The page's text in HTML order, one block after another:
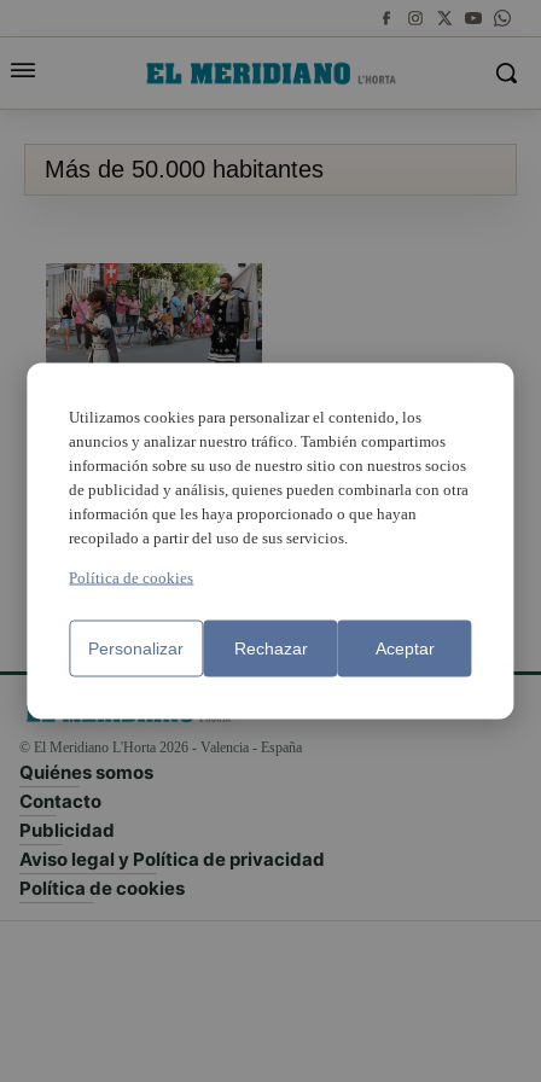
Más de 50.000 habitantes
Los municipios de más
de 50.000 habitantes
podrán formar parte de
la Comisión de Fiestas
© El Meridiano L'Horta 2026 - Valencia - España
Quiénes somos
Contacto
Publicidad
Aviso legal y Política de privacidad
Política de cookies
Utilizamos cookies para personalizar el contenido, los
anuncios y analizar nuestro tráfico. También compartimos
información sobre su uso de nuestro sitio con nuestros socios
de publicidad y análisis, quienes pueden combinarla con otra
información que les haya proporcionado o que hayan
recopilado a partir del uso de sus servicios.
Política de cookies
Personalizar Rechazar Aceptar